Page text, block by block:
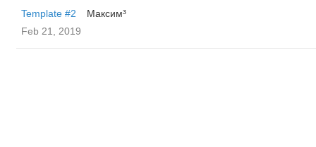
Template #2
Максим³
Feb 21, 2019